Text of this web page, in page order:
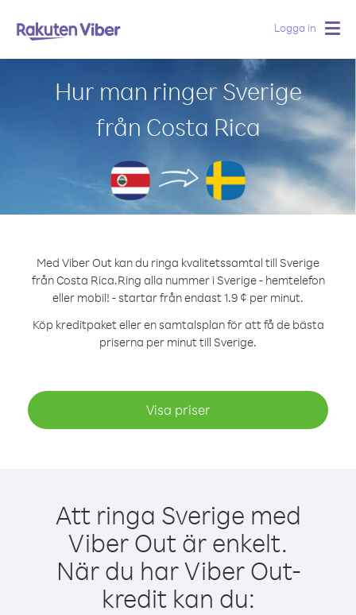
Logga in
Hur man ringer Sverige
från Costa Rica
Med Viber Out kan du ringa kvalitetssamtal till Sverige
från Costa Rica.Ring alla nummer i Sverige - hemtelefon
eller mobil! - startar från endast 1.9 ¢ per minut.
Köp kreditpaket eller en samtalsplan för att få de bästa
priserna per minut till Sverige.
Visa priser
Att ringa Sverige med
Viber Out är enkelt.
När du har Viber Out-
kredit kan du: